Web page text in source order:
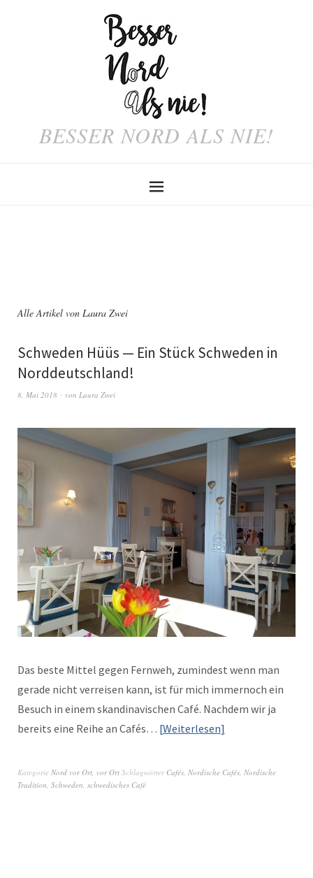
BESSER NORD ALS NIE!
Alle Artikel von Laura Zwei
Schweden Hüüs — Ein Stück Schweden in
Norddeutschland!
8. Mai 2018 von Laura Zwei
Das beste Mit­tel gegen Fer­n­weh, zumin­d­est wenn man
ger­ade nicht ver­reisen kann, ist für mich immer­noch ein
Besuch in einem skan­di­navis­chen Café. Nach­dem wir ja
bere­its eine Rei­he an Cafés… Weit­er­lesen
Kategorie Nord vor Ort vor Ort Schlagwörter Cafés Nordische Cafés Nordische
Tradition Schweden schwedisches Café